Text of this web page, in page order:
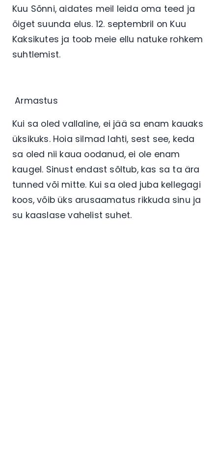
Kuu Sõnni, aidates meil leida oma teed ja
õiget suunda elus. 12. septembril on Kuu
Kaksikutes ja toob meie ellu natuke rohkem
suhtlemist.
Armastus
Kui sa oled vallaline, ei jää sa enam kauaks
üksikuks. Hoia silmad lahti, sest see, keda
sa oled nii kaua oodanud, ei ole enam
kaugel. Sinust endast sõltub, kas sa ta ära
tunned või mitte. Kui sa oled juba kellegagi
koos, võib üks arusaamatus rikkuda sinu ja
su kaaslase vahelist suhet.